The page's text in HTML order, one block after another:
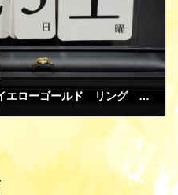
貴金属 ジュエリー K18 イエローゴールド リング 指輪 ハート 買取